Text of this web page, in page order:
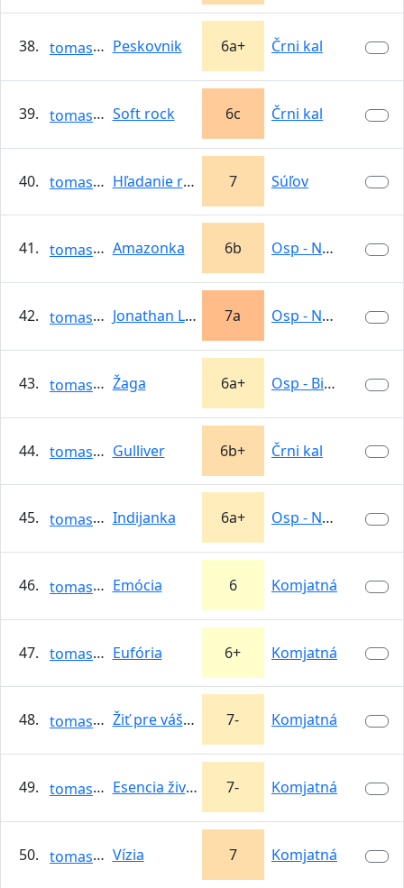
38. tomasso Peskovnik 6a+ Črni kal
39. tomasso Soft rock 6c Črni kal
40. tomasso Hľadanie rovnováhy 7 Súľov
41. tomasso Amazonka 6b Osp - Nad Vasjo
42. tomasso Jonathan Livingstone 7a Osp - Nad Vasjo
43. tomasso Žaga 6a+ Osp - Big Wall
44. tomasso Gulliver 6b+ Črni kal
45. tomasso Indijanka 6a+ Osp - Nad Vasjo
46. tomasso Emócia 6 Komjatná
47. tomasso Eufória 6+ Komjatná
48. tomasso Žiť pre vášeň 7- Komjatná
49. tomasso Esencia života 7- Komjatná
50. tomasso Vízia 7 Komjatná